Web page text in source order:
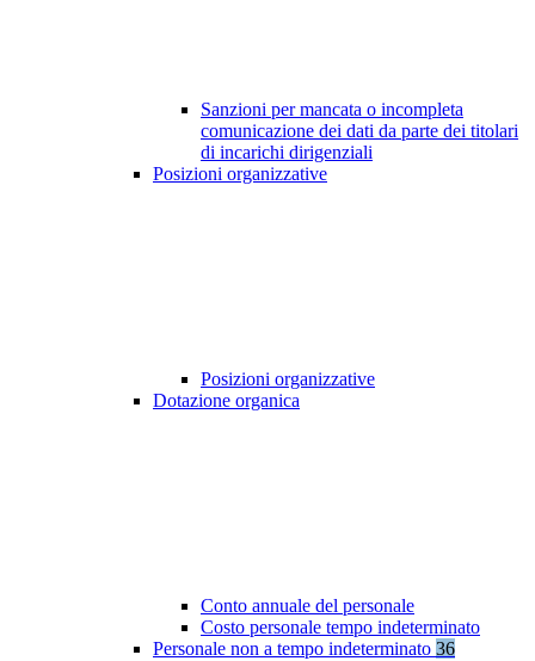
Sanzioni per mancata o incompleta
comunicazione dei dati da parte dei titolari
di incarichi dirigenziali
Posizioni organizzative
Posizioni organizzative
Dotazione organica
Conto annuale del personale
Costo personale tempo indeterminato
Personale non a tempo indeterminato 36